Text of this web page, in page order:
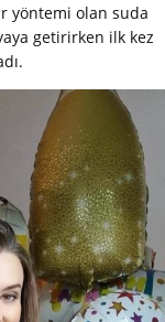
yöntemi olan suda
getirirken ilk kez